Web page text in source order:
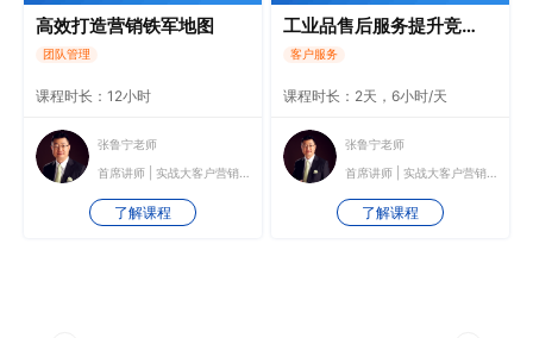
高效打造营销铁军地图
团队管理
课程时长：12小时
张鲁宁老师
首席讲师 | 实战大客户营销培训师
了解课程
工业品售后服务提升竞争力
客户服务
课程时长：2天，6小时/天
张鲁宁老师
首席讲师 | 实战大客户营销培训师
了解课程